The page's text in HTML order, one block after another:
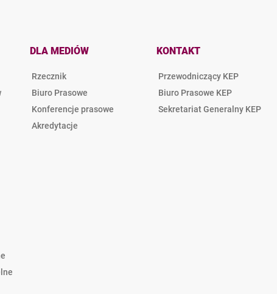
DLA MEDIÓW
Rzecznik
Biuro Prasowe
Konferencje prasowe
Akredytacje
KONTAKT
Przewodniczący KEP
Biuro Prasowe KEP
Sekretariat Generalny KEP